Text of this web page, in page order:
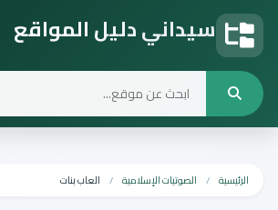
سيداني دليل المواقع
الرئيسية الصوتيات الإسلامية العاب بنات